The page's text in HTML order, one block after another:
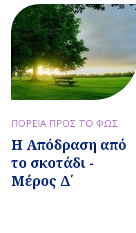
ΠΟΡΕΙΑ ΠΡΟΣ ΤΟ ΦΩΣ
Η Απόδραση από
το σκοτάδι -
Μέρος Δ΄